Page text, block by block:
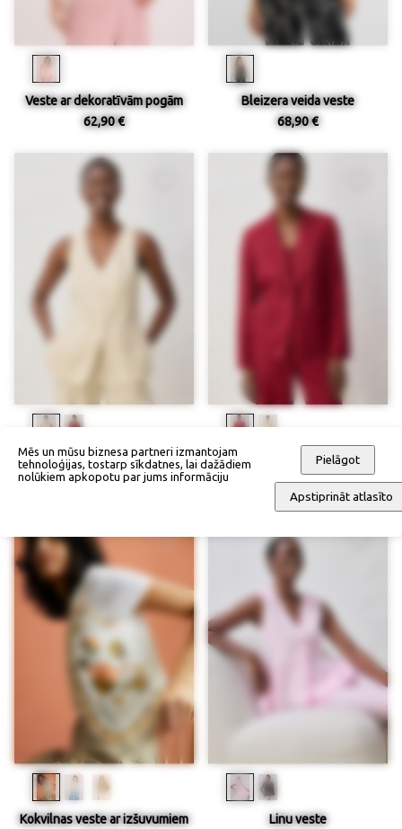
Veste ar dekoratīvām pogām
62,90 €
Bleizera veida veste
68,90 €
Linu veste
92,90 €
Linu bleizers
134,90 €
Kokvilnas veste ar izšuvumiem
Linu veste
Mēs un mūsu biznesa partneri izmantojam
tehnoloģijas, tostarp sīkdatnes, lai dažādiem
nolūkiem apkopotu par jums informāciju
Pielāgot
Apstiprināt atlasīto